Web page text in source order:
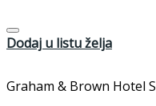
Dodaj u listu želja
Graham & Brown Hotel